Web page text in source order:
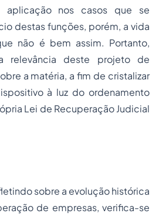
aplicação nos casos que se
destas funções, porém, a vida
não é bem assim. Portanto,
relevância deste projeto de
a matéria, a fim de cristalizar
à luz do ordenamento
Lei de Recuperação Judicial
sobre a evolução histórica
de empresas, verifica-se